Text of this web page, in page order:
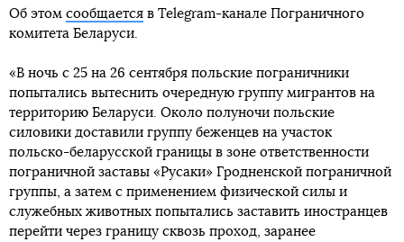
Об этом сообщается в Telegram-канале Пограничного
комитета Беларуси.
«В ночь с 25 на 26 сентября польские пограничники
попытались вытеснить очередную группу мигрантов на
территорию Беларуси. Около полуночи польские
силовики доставили группу беженцев на участок
польско-беларусской границы в зоне ответственности
пограничной заставы «Русаки» Гродненской пограничной
группы, а затем с применением физической силы и
служебных животных попытались заставить иностранцев
перейти через границу сквозь проход, заранее